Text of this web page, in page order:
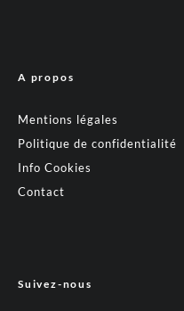
A propos
Mentions légales
Politique de confidentialité
Info Cookies
Contact
Suivez-nous